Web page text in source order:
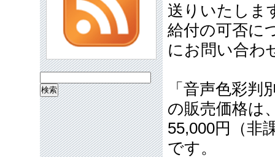
送りいたしま
給付の可否に
にお問い合わ
「音声色彩
の販売価格は
55,000円（非
です。
索: